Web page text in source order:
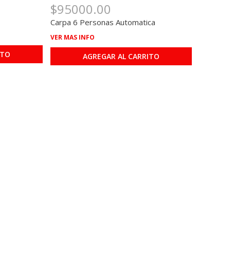
$95000.00
Carpa 6 Personas Automatica
VER MAS INFO
AGREGAR AL CARRITO